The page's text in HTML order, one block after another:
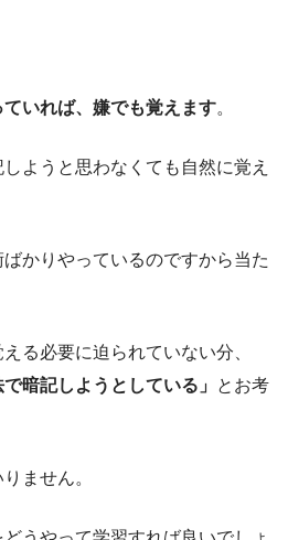
いれば、嫌でも覚えます。
ようと思わなくても自然に覚え
かりやっているのですから当た
る必要に迫られていない分、
暗記しようとしている」 とお考
ません。